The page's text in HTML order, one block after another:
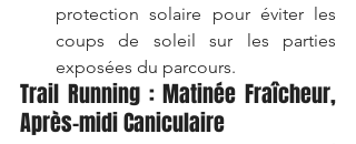
protection solaire pour éviter les
coups de soleil sur les parties
exposées du parcours.
Trail Running : Matinée Fraîcheur,
Après-midi Caniculaire